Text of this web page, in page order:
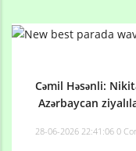
Cəmil Həsənli:
Azərbaycan
28-06-2026 22:41:06 0